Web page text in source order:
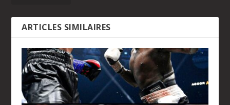
ARTICLES SIMILAIRES